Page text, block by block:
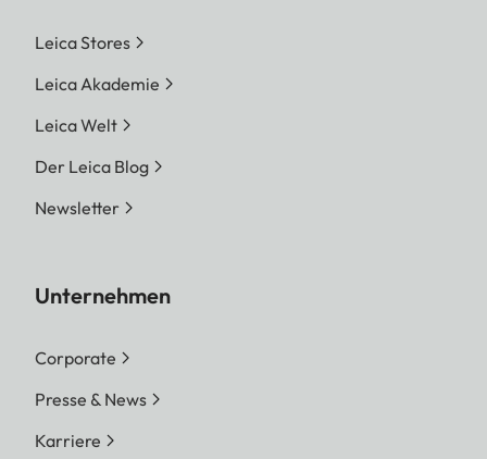
Leica Stores
Leica Akademie
Leica Welt
Der Leica Blog
Newsletter
Unternehmen
Corporate
Presse & News
Karriere